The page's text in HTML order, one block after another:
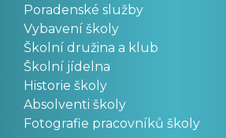
Poradenské služby
Vybavení školy
Školní družina a klub
Školní jídelna
Historie školy
Absolventi školy
Fotografie pracovníků školy